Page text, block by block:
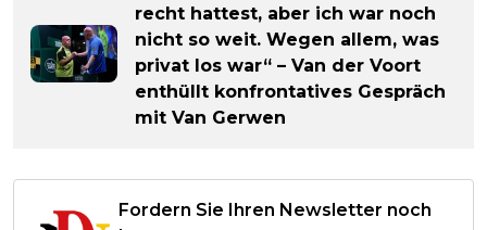
recht hattest, aber ich war noch
nicht so weit. Wegen allem, was
privat los war“ – Van der Voort
enthüllt konfrontatives Gespräch
mit Van Gerwen
Fordern Sie Ihren Newsletter noch